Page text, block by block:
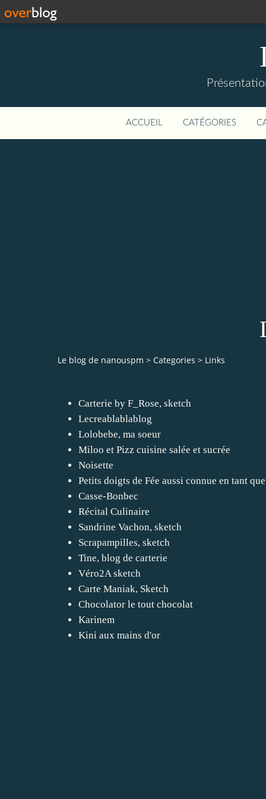
ACCUEIL CATÉGORIES
Le blog de nanouspm > Categories > Links
Carterie by F_Rose, sketch
Lecreablablablog
Lolobebe, ma soeur
Miloo et Pizz cuisine salée et sucrée
Noisette
Petits doigts de Fée aussi connue en tant
Casse-Bonbec
Récital Culinaire
Sandrine Vachon, sketch
Scrapampilles, sketch
Tine, blog de carterie
Véro2A sketch
Carte Maniak, Sketch
Chocolator le tout chocolat
Karinem
Kini aux mains d'or